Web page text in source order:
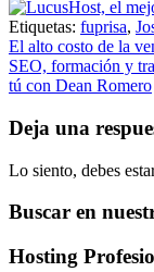
Etiquetas: fuprisa,
Navegación
de
El alto costo de la
SEO, formación y
tú con Dean Romero
Deja una
Lo siento, debes
Buscar en
Hosting